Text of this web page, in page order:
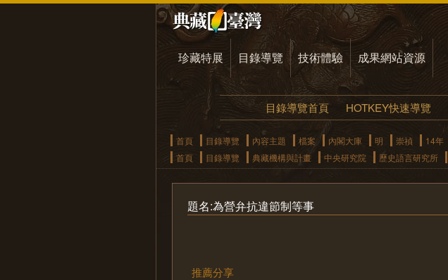
珍藏特展 目錄導覽 技術體驗 成果網站資源
目錄導覽首頁 HOTKEY快速導覽
首頁 目錄導覽 內容主題 檔案 內閣大庫 明 崇禎 14年
首頁
目錄導覽 典藏機構與計畫 中央研究院 歷史語言研究所
題名:為營弁抗違節制等事
推薦分享